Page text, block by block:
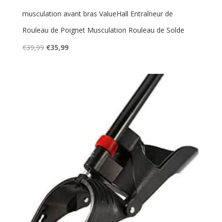
musculation avant bras ValueHall Entraîneur de
Rouleau de Poignet Musculation Rouleau de Solde
€39,99 Le
€35,99Le